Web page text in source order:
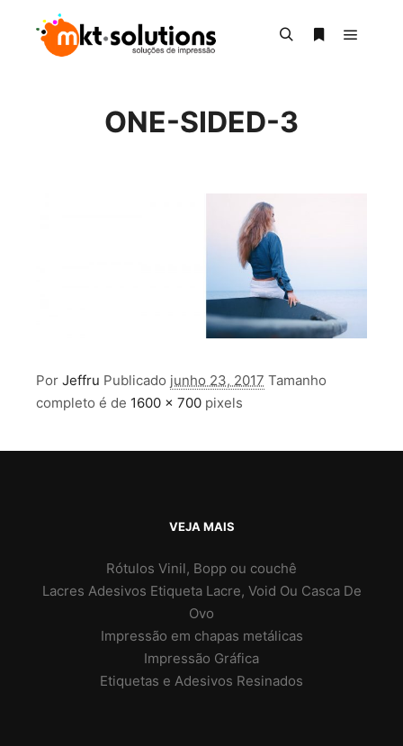
ONE-SIDED-3
Por Jeffru Publicado junho 23, 2017 Tamanho
completo é de 1600 × 700 pixels
VEJA MAIS
Rótulos Vinil, Bopp ou couchê
Lacres Adesivos Etiqueta Lacre, Void Ou Casca De
Ovo
Impressão em chapas metálicas
Impressão Gráfica
Etiquetas e Adesivos Resinados